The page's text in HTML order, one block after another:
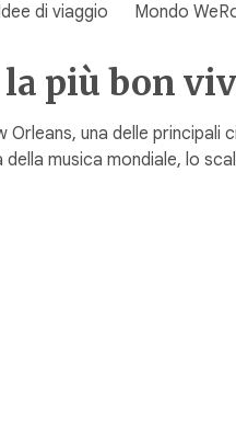
di viaggio Mondo
la più bon
una delle principali
musica mondiale, lo